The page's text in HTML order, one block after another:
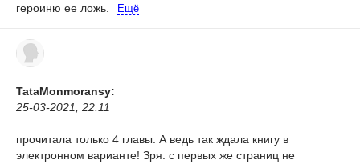
героиню ее ложь.
Ещё
TataMonmoransy:
25-03-2021, 22:11
прочитала только 4 главы. А ведь так ждала книгу в
электронном варианте! Зря: с первых же страниц не